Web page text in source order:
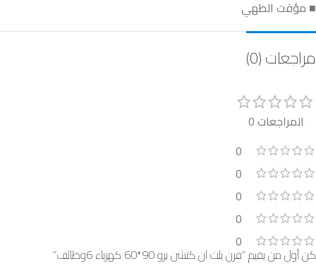
■ مؤقت الطهي
مراجعات (0)
المراجعات 0
0
0
0
0
0
كن أول من يقيم “فرن بلت ان كتشن برو 90*60 كهرباء 6وظائف”